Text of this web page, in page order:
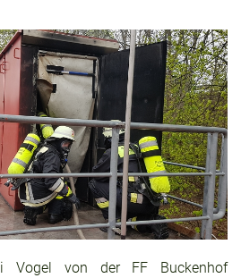
Vogel von der FF Buckenhof